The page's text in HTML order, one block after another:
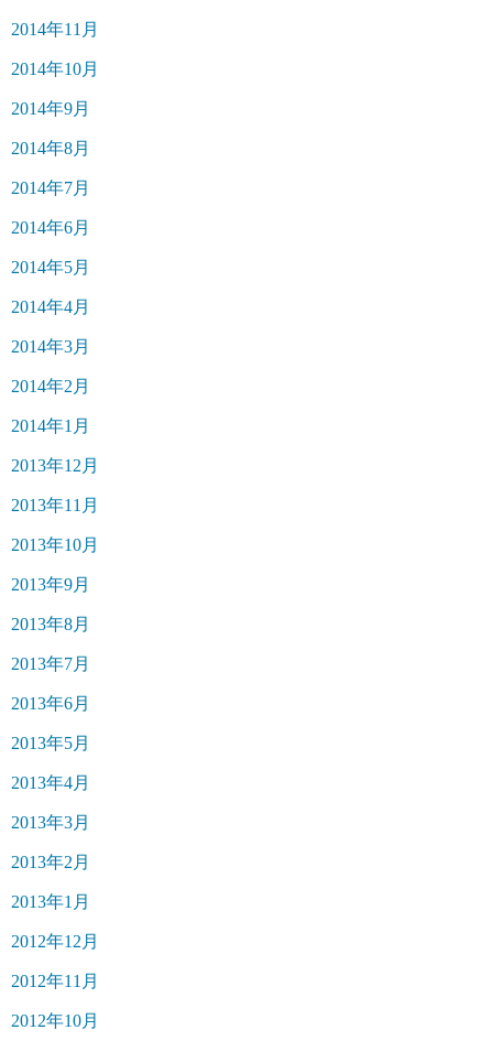
2014年11月
2014年10月
2014年9月
2014年8月
2014年7月
2014年6月
2014年5月
2014年4月
2014年3月
2014年2月
2014年1月
2013年12月
2013年11月
2013年10月
2013年9月
2013年8月
2013年7月
2013年6月
2013年5月
2013年4月
2013年3月
2013年2月
2013年1月
2012年12月
2012年11月
2012年10月